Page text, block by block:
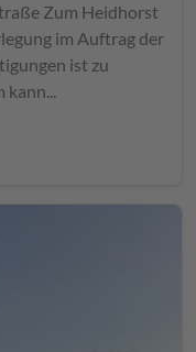
Zum Heidhorst
im Auftrag der
ist zu
kann...